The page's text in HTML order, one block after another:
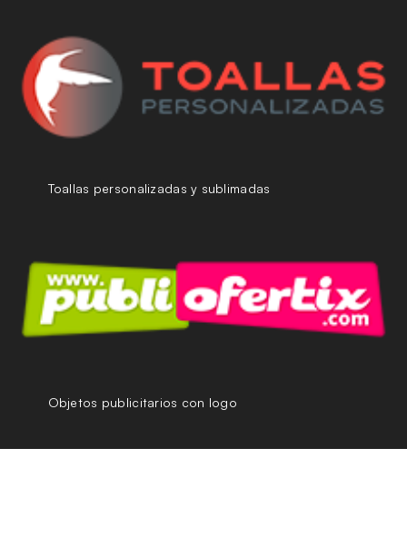
Toallas personalizadas y sublimadas
Objetos publicitarios con logo